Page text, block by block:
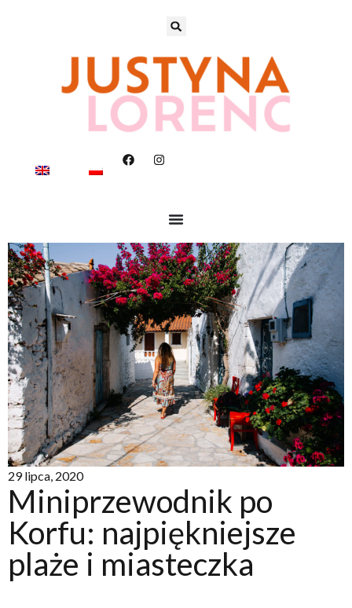
29 lipca, 2020
Miniprzewodnik po
Korfu: najpiękniejsze
plaże i miasteczka